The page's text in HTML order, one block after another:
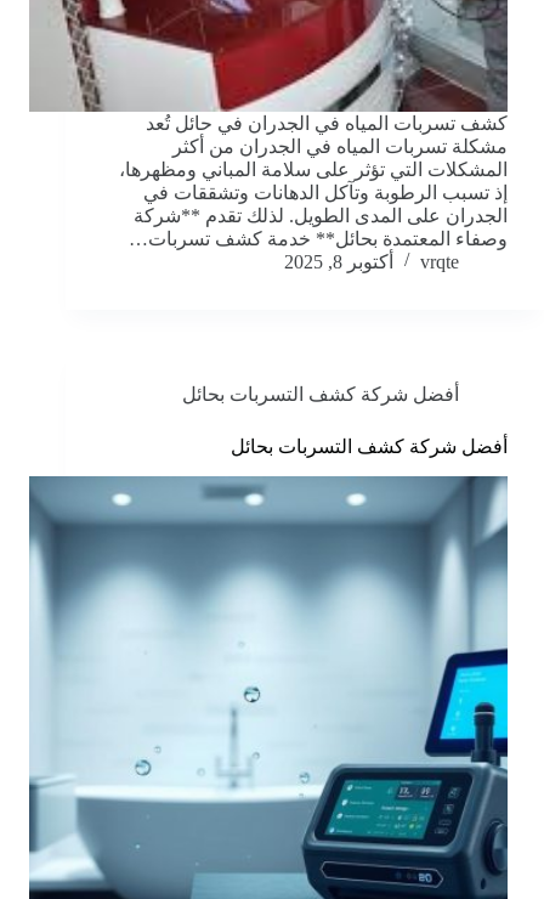
كشف تسربات المياه في الجدران في حائل تُعد
مشكلة تسربات المياه في الجدران من أكثر
المشكلات التي تؤثر على سلامة المباني ومظهرها،
إذ تسبب الرطوبة وتآكل الدهانات وتشققات في
الجدران على المدى الطويل. لذلك تقدم **شركة
وصفاء المعتمدة بحائل** خدمة كشف تسربات…
vrqte
أكتوبر 8, 2025
أفضل شركة كشف التسربات بحائل
أفضل شركة كشف التسربات بحائل